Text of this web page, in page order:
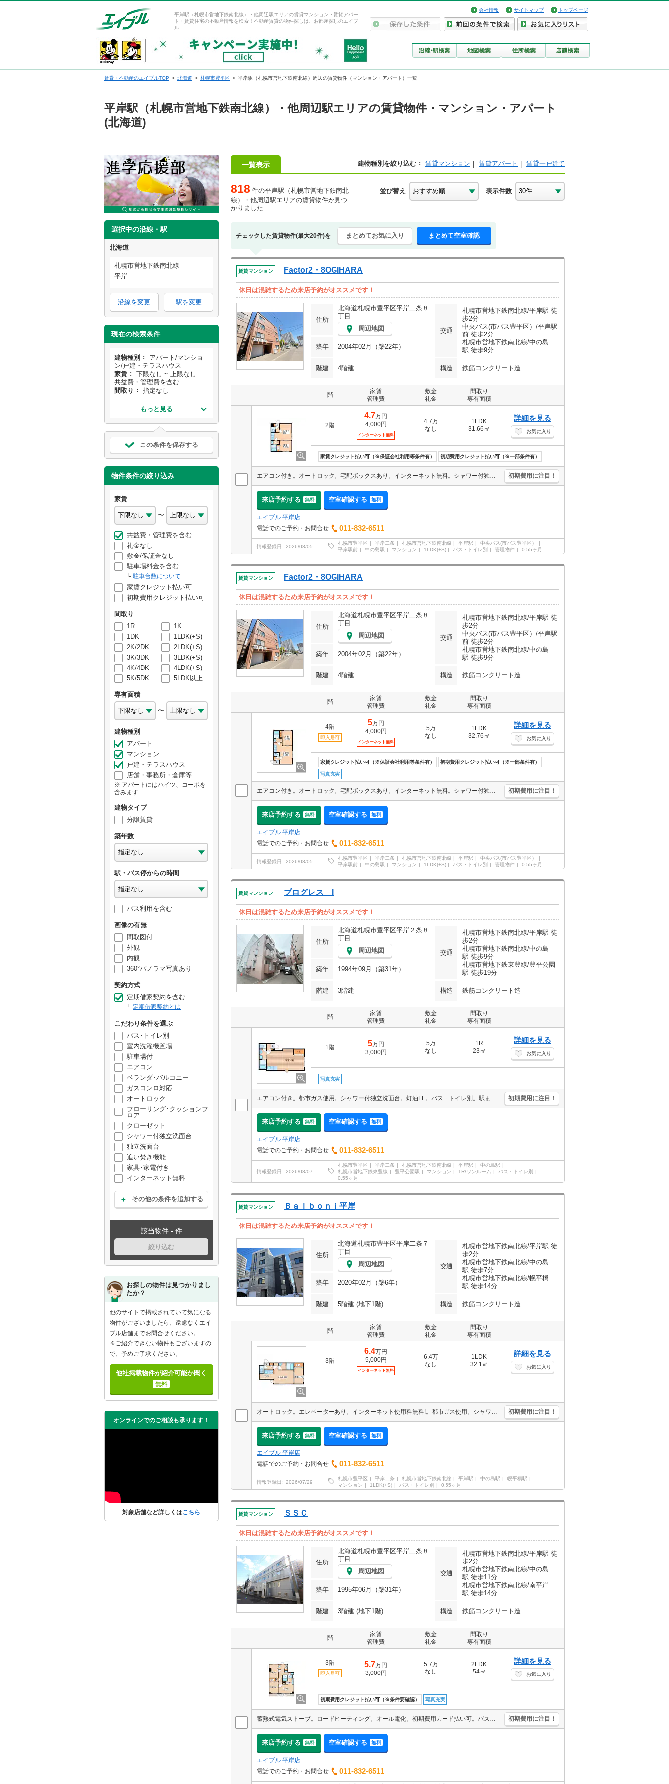
平岸駅（札幌市営地下鉄南北線）・他周辺駅エリアの賃貸マンション・賃貸アパー
ト・賃貸住宅の不動産情報を検索！不動産賃貸の物件探しは、お部屋探しのエイブ
ル
会社情報 サイトマップ トップページ
賃貸・不動産のエイブルTOP 北海道 札幌市豊平区 平岸駅（札幌市営地下鉄南北線）周辺の賃貸物件（マンション・アパート）一覧
平岸駅（札幌市営地下鉄南北線）・他周辺駅エリアの賃貸物件・マンション・アパート
(北海道)
選択中の沿線・駅
北海道
札幌市営地下鉄南北線
平岸
沿線を変更 駅を変更
現在の検索条件
建物種別
アパート/マンショ
ン/戸建・テラスハウス
家賃
下限なし ~ 上限なし
共益費・管理費を含む
間取り
指定なし
もっと見る
この条件を保存する
物件条件の絞り込み
家賃
〜
共益費・管理費を含む
礼金なし
敷金/保証金なし
駐車場料金を含む
駐車台数について
家賃クレジット払い可
初期費用クレジット払い可
間取り
1R
1K
1DK
1LDK(+S)
2K/2DK
2LDK(+S)
3K/3DK
3LDK(+S)
4K/4DK
4LDK(+S)
5K/5DK
5LDK以上
専有面積
〜
建物種別
アパート
マンション
戸建・テラスハウス
店舗・事務所・倉庫等
アパートにはハイツ、コーポを
含みます
建物タイプ
分譲賃貸
築年数
駅・バス停からの時間
バス利用を含む
画像の有無
間取図付
外観
内観
360°パノラマ写真あり
契約方式
定期借家契約を含む
定期借家契約とは
こだわり条件を選ぶ
バス･トイレ別
室内洗濯機置場
駐車場付
エアコン
ベランダ･バルコニー
ガスコンロ対応
オートロック
フローリング･クッションフ
ロア
クローゼット
シャワー付独立洗面台
独立洗面台
追い焚き機能
家具･家電付き
インターネット無料
その他の条件を追加する
該当物件 - 件
絞り込む
お探しの物件は見つかりまし
たか？
他のサイトで掲載されていて気になる
物件がございましたら、遠慮なくエイ
ブル店舗までお問合せください。
※ご紹介できない物件もございますの
で、予めご了承ください。
他社掲載物件が紹介可能か聞く
無料
オンラインでのご相談も承ります！
対象店舗など詳しくはこちら
一覧表示 建物種別を絞り込む 賃貸マンション 賃貸アパート 賃貸一戸建て
818 件の平岸駅（札幌市営地下鉄南北
線）・他周辺駅エリアの賃貸物件が見つ
かりました
並び替え 表示件数
チェックした賃貸物件(最大20件)を まとめてお気に入り まとめて空室確認
賃貸マンション Factor2・8OGIHARA
休日は混雑するため来店予約がオススメです！
住所
北海道札幌市豊平区平岸二条８
丁目
周辺地図
交通
札幌市営地下鉄南北線/平岸駅 徒
歩2分
中央バス(市バス豊平区）/平岸駅
前 徒歩2分
札幌市営地下鉄南北線/中の島
駅 徒歩9分
築年 2004年02月（築22年）
階建 4階建 構造 鉄筋コンクリート造
階
家賃
管理費
敷金
礼金
間取り
専有面積
2階
4.7万円
4,000円
インターネット無料
4.7万
なし
1LDK
31.66㎡
詳細を見る
お気に入り
家賃クレジット払い可（※保証会社利用等条件有） 初期費用クレジット払い可（※一部条件有）
エアコン付き。オートロック。宅配ボックスあり。インターネット無料。シャワー付独立洗面台。シャワー付トイレ。駅まで徒歩2分圏内!。引越指定業者あり。バス・トイレ別。初期費用・家賃カード払い可。灯油FF。 初期費用に注目！
来店予約する 無料 空室確認する 無料
エイブル 平岸店
電話でのご予約・お問合せ
011-832-6511
情報登録日 2026/08/05
札幌市豊平区 平岸二条 札幌市営地下鉄南北線 平岸駅
中央バス(市バス豊平区）
平岸駅前
中の島駅 マンション 1LDK(+S) バス・トイレ別 管理物件 0.55ヶ月
賃貸マンション Factor2・8OGIHARA
休日は混雑するため来店予約がオススメです！
住所
北海道札幌市豊平区平岸二条８
丁目
周辺地図
交通
札幌市営地下鉄南北線/平岸駅 徒
歩2分
中央バス(市バス豊平区）/平岸駅
前 徒歩2分
札幌市営地下鉄南北線/中の島
駅 徒歩9分
築年 2004年02月（築22年）
階建 4階建 構造 鉄筋コンクリート造
階
家賃
管理費
敷金
礼金
間取り
専有面積
4階
即入居可
5万円
4,000円
インターネット無料
5万
なし
1LDK
32.76㎡
詳細を見る
お気に入り
家賃クレジット払い可（※保証会社利用等条件有） 初期費用クレジット払い可（※一部条件有）
写真充実
エアコン付き。オートロック。宅配ボックスあり。インターネット無料。シャワー付独立洗面台。駅まで徒歩2分圏内!。引越指定業者あり。初期費用・家賃カード払い可。灯油FF。クローゼット付。バス・トイレ別。 初期費用に注目！
来店予約する 無料 空室確認する 無料
エイブル 平岸店
電話でのご予約・お問合せ
011-832-6511
情報登録日 2026/08/05
札幌市豊平区 平岸二条 札幌市営地下鉄南北線 平岸駅
中央バス(市バス豊平区）
平岸駅前
中の島駅 マンション 1LDK(+S) バス・トイレ別 管理物件 0.55ヶ月
賃貸マンション プログレス I
休日は混雑するため来店予約がオススメです！
住所
北海道札幌市豊平区平岸２条８
丁目
周辺地図
交通
札幌市営地下鉄南北線/平岸駅 徒
歩2分
札幌市営地下鉄南北線/中の島
駅 徒歩9分
札幌市営地下鉄東豊線/豊平公園
駅 徒歩19分
築年 1994年09月（築31年）
階建 3階建 構造 鉄筋コンクリート造
階
家賃
管理費
敷金
礼金
間取り
専有面積
1階 5万円
3,000円
5万
なし
1R
23㎡
詳細を見る
お気に入り
写真充実
エアコン付き。都市ガス使用。シャワー付独立洗面台。灯油FF。バス・トイレ別。駅まで徒歩2分圏内!。インターネット無料。インターホン付き。スーパーが近く(160m)買物便利。新生活のスタートはここから。 初期費用に注目！
来店予約する 無料 空室確認する 無料
エイブル 平岸店
電話でのご予約・お問合せ
011-832-6511
情報登録日 2026/08/07
札幌市豊平区 平岸二条 札幌市営地下鉄南北線 平岸駅
中の島駅
札幌市営地下鉄東豊線
豊平公園駅 マンション 1R/ワンルーム
バス・トイレ別
0.55ヶ月
賃貸マンション Ｂａｌｂｏｎｉ平岸
休日は混雑するため来店予約がオススメです！
住所
北海道札幌市豊平区平岸二条７
丁目
周辺地図
交通
札幌市営地下鉄南北線/平岸駅 徒
歩2分
札幌市営地下鉄南北線/中の島
駅 徒歩7分
札幌市営地下鉄南北線/幌平橋
駅 徒歩14分
築年 2020年02月（築6年）
階建 5階建 (地下1階) 構造 鉄筋コンクリート造
階
家賃
管理費
敷金
礼金
間取り
専有面積
3階
6.4万円
5,000円
インターネット無料
6.4万
なし
1LDK
32.1㎡
詳細を見る
お気に入り
オートロック。エレベーターあり。インターネット使用料無料!。都市ガス使用。シャワー付トイレ。エアコン付き。BS受信可。CS受信可。シューズボックス付き。防犯カメラ。宅配ボックスあり。駐輪場有。 初期費用に注目！
来店予約する 無料 空室確認する 無料
エイブル 平岸店
電話でのご予約・お問合せ
011-832-6511
情報登録日 2026/07/29
札幌市豊平区 平岸二条 札幌市営地下鉄南北線 平岸駅 中の島駅
幌平橋駅
マンション
1LDK(+S) バス・トイレ別 0.55ヶ月
賃貸マンション ＳＳＣ
休日は混雑するため来店予約がオススメです！
住所
北海道札幌市豊平区平岸二条８
丁目
周辺地図
交通
札幌市営地下鉄南北線/平岸駅 徒
歩2分
札幌市営地下鉄南北線/中の島
駅 徒歩11分
札幌市営地下鉄南北線/南平岸
駅 徒歩14分
築年 1995年06月（築31年）
階建 3階建 (地下1階) 構造 鉄筋コンクリート造
階
家賃
管理費
敷金
礼金
間取り
専有面積
3階
即入居可
5.7万円
3,000円
5.7万
なし
2LDK
54㎡
詳細を見る
お気に入り
初期費用クレジット払い可（※条件要確認） 写真充実
蓄熱式電気ストーブ。ロードヒーティング。オール電化。初期費用カード払い可。バス・トイレ別。洗面化粧台付き。室内に洗濯機置場あり。南向き。シューズボックス付き。仲介手数料家賃の0.55ヵ月分。 初期費用に注目！
来店予約する 無料 空室確認する 無料
エイブル 平岸店
電話でのご予約・お問合せ
011-832-6511